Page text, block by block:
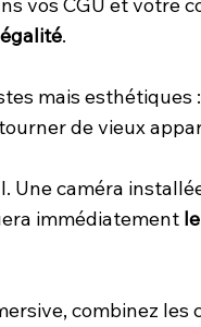
vos CGU et votre
.
mais
de vieux
Une caméra
immédiatement
combinez les